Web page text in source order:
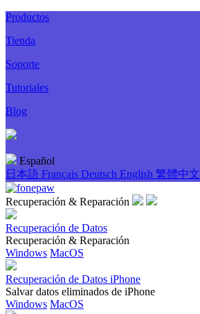
Productos
Tienda
Soporte
Tutoriales
Blog
Español
日本語 Français Deutsch English 繁體中文
Recuperación & Reparación
Recuperación de Datos
Recuperación & Reparación
Windows MacOS
Recuperación de Datos iPhone
Salvar datos eliminados de iPhone
Windows MacOS